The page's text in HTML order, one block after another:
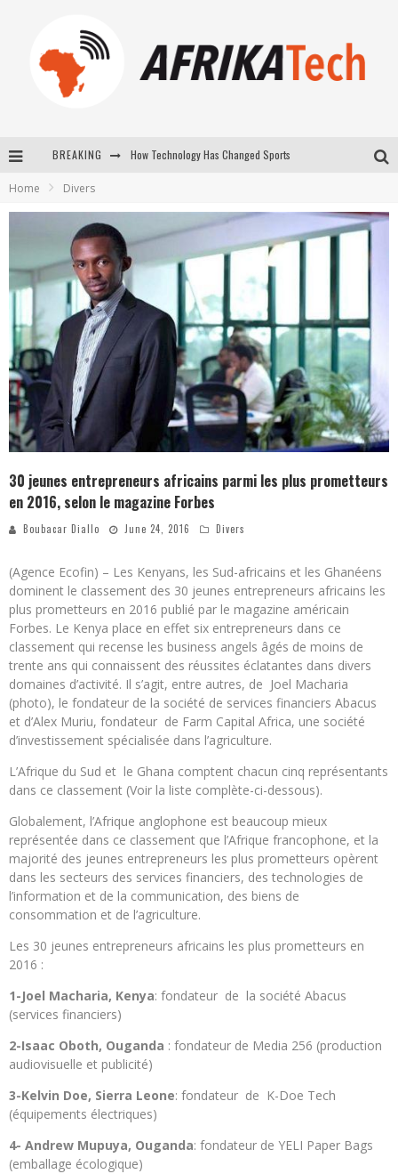
BREAKING
New to online sports betting? Consider These Tips to Play Your First Online Sports Betting Successfully
Home Divers
30 jeunes entrepreneurs africains parmi les plus prometteurs
en 2016, selon le magazine Forbes
Boubacar Diallo June 24, 2016 Divers
(Agence Ecofin) – Les Kenyans, les Sud-africains et les Ghanéens
dominent le classement des 30 jeunes entrepreneurs africains les
plus prometteurs en 2016 publié par le magazine américain
Forbes. Le Kenya place en effet six entrepreneurs dans ce
classement qui recense les business angels âgés de moins de
trente ans qui connaissent des réussites éclatantes dans divers
domaines d’activité. Il s’agit, entre autres, de Joel Macharia
(photo), le fondateur de la société de services financiers Abacus
et d’Alex Muriu, fondateur de Farm Capital Africa, une société
d’investissement spécialisée dans l’agriculture.
L’Afrique du Sud et le Ghana comptent chacun cinq représentants
dans ce classement (Voir la liste complète-ci-dessous).
Globalement, l’Afrique anglophone est beaucoup mieux
représentée dans ce classement que l’Afrique francophone, et la
majorité des jeunes entrepreneurs les plus prometteurs opèrent
dans les secteurs des services financiers, des technologies de
l’information et de la communication, des biens de
consommation et de l’agriculture.
Les 30 jeunes entrepreneurs africains les plus prometteurs en
2016 :
1-Joel Macharia, Kenya: fondateur de la société Abacus
(services financiers)
2-Isaac Oboth, Ouganda : fondateur de Media 256 (production
audiovisuelle et publicité)
3-Kelvin Doe, Sierra Leone: fondateur de K-Doe Tech
(équipements électriques)
4- Andrew Mupuya, Ouganda: fondateur de YELI Paper Bags
(emballage écologique)